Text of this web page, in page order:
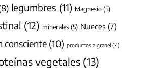
legumbres (11) Magnesio(5)
(12) minerales(5) Nueces (7)
consciente (10) productos a granel (4)
vegetales (13)